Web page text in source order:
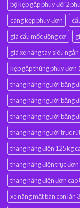
bộ kẹp gắp phuy đôi 2
càng kẹp phuy đơn
giá cẩu mốc động cơ
giá xe nâng tay siêu ngắn
kẹp gắp thùng phuy đơn
thang nâng người bằng
thang nâng người bằng
thang nâng người bằng
thang nâng người trục
thang nâng điện 125 kg
thang nâng điện trục đơn
thang nâng điện đơn cao
xe nâng mặt bàn con lăn